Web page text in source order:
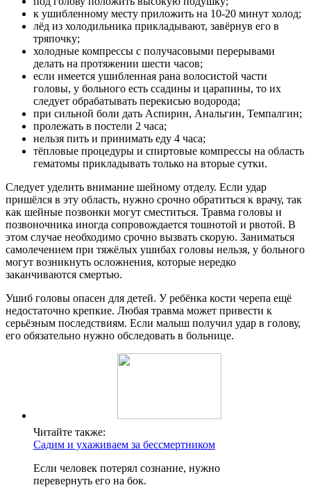
к ушибленному месту приложить на 10-20 минут холод;
лёд из холодильника прикладывают, завёрнув его в
тряпочку;
холодные компрессы с получасовыми перерывами
делать на протяжении шести часов;
если имеется ушибленная рана волосистой части
головы, у больного есть ссадины и царапины, то их
следует обрабатывать перекисью водорода;
при сильной боли дать Аспирин, Анальгин, Темпалгин;
пролежать в постели 2 часа;
нельзя пить и принимать еду 4 часа;
тёпловые процедуры и спиртовые компрессы на область
гематомы прикладывать только на вторые сутки.
Следует уделить внимание шейному отделу. Если удар
пришёлся в эту область, нужно срочно обратиться к врачу, так
как шейные позвонки могут сместиться. Травма головы и
позвоночника иногда сопровождается тошнотой и рвотой. В
этом случае необходимо срочно вызвать скорую. Заниматься
самолечением при тяжёлых ушибах головы нельзя, у больного
могут возникнуть осложнения, которые нередко
заканчиваются смертью.
Ушиб головы опасен для детей. У ребёнка кости черепа ещё
недостаточно крепкие. Любая травма может привести к
серьёзным последствиям. Если малыш получил удар в голову,
его обязательно нужно обследовать в больнице.
Читайте также:
Садим и ухаживаем за бессмертником
Если человек потерял сознание, нужно
перевернуть его на бок.